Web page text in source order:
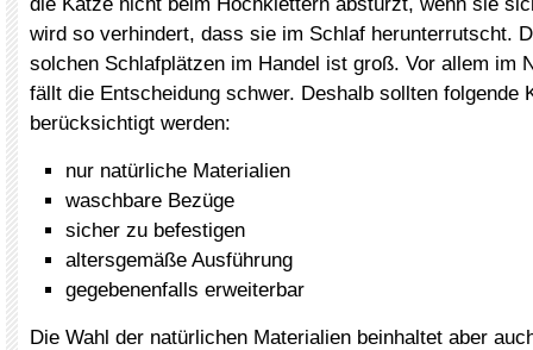
wird so verhindert, dass sie im Schlaf herunterrutscht.
solchen Schlafplätzen im Handel ist groß. Vor allem im
fällt die Entscheidung schwer. Deshalb sollten folgende
berücksichtigt werden:
nur natürliche Materialien
waschbare Bezüge
sicher zu befestigen
altersgemäße Ausführung
gegebenenfalls erweiterbar
Die Wahl der natürlichen Materialien beinhaltet aber